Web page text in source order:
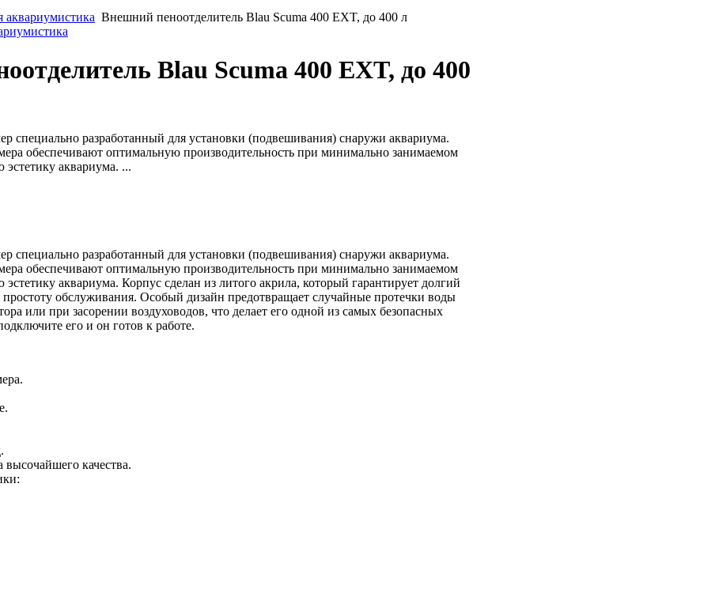
аквариумистика Внешний пеноотделитель Blau Scuma 400 EXT, до 400 л
Blau Scuma 400 EXT, до 400
специально разработанный для установки (подвешивания) снаружи аквариума.
обеспечивают оптимальную производительность при минимально занимаемом
аквариума. ...
специально разработанный для установки (подвешивания) снаружи аквариума.
обеспечивают оптимальную производительность при минимально занимаемом
аквариума. Корпус сделан из литого акрила, который гарантирует долгий
обслуживания. Особый дизайн предотвращает случайные протечки воды
или при засорении воздуховодов, что делает его одной из самых безопасных
его и он готов к работе.
качества.